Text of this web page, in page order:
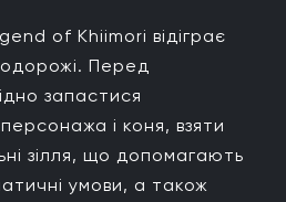
of Khiimori відіграє
Перед
запастися
і коня, взяти
зілля, що допомагають
умови, а також